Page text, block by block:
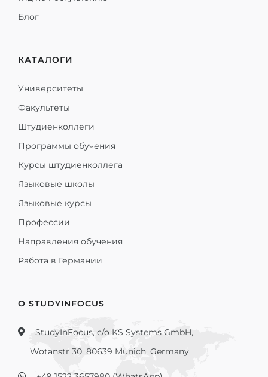
Блог
КАТАЛОГИ
Университеты
Факультеты
Штудиенколлеги
Программы обучения
Курсы штудиенколлега
Языковые школы
Языковые курсы
Профессии
Направления обучения
Работа в Германии
О STUDYINFOCUS
StudyInFocus, c/o KS Systems GmbH,
Wotanstr 30, 80639 Munich, Germany